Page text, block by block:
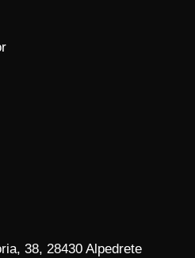
38, 28430 Alpedrete